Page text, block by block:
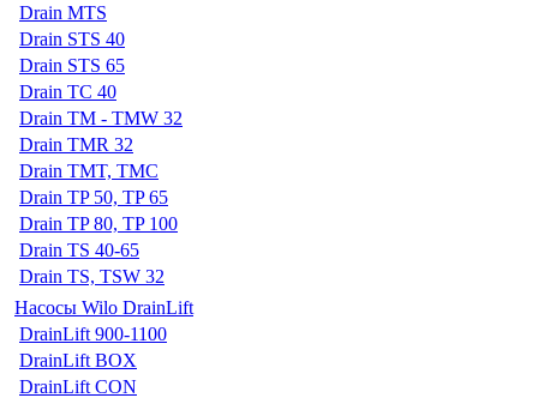
Drain MTS
Drain STS 40
Drain STS 65
Drain TC 40
Drain TM - TMW 32
Drain TMR 32
Drain TMT, TMC
Drain TP 50, TP 65
Drain TP 80, TP 100
Drain TS 40-65
Drain TS, TSW 32
Насосы Wilo DrainLift
DrainLift 900-1100
DrainLift BOX
DrainLift CON